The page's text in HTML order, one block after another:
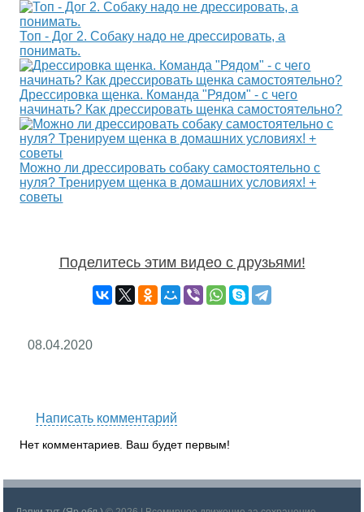
Топ - Дог 2. Собаку надо не дрессировать, а
понимать.
Дрессировка щенка. Команда "Рядом" - с чего
начинать? Как дрессировать щенка самостоятельно?
Можно ли дрессировать собаку самостоятельно с
нуля? Тренируем щенка в домашних условиях! +
советы
Поделитесь этим видео с друзьями!
08.04.2020
Написать комментарий
Нет комментариев. Ваш будет первым!